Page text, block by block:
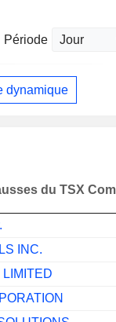
Période
dynamique
du TSX
INC.